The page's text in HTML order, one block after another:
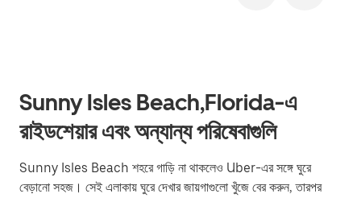
Sunny Isles Beach,Florida-এ
রাইডশেয়ার এবং অন্যান্য পরিষেবাগুলি
Sunny Isles Beach শহরে গাড়ি না থাকলেও Uber-এর সঙ্গে ঘুরে
বেড়ানো সহজ। সেই এলাকায় ঘুরে দেখার জায়গাগুলো খুঁজে বের করুন, তারপর